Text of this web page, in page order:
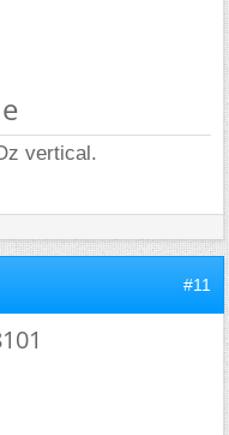
vertical.
#11